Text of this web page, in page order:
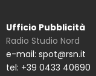
Ufficio Pubblicità
Radio Studio Nord
e-mail: spot@rsn.it
tel: +39 0433 40690